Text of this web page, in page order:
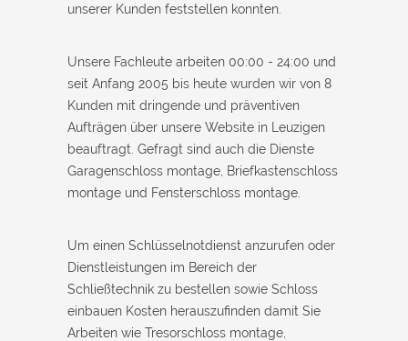
unserer Kunden feststellen konnten.
Unsere Fachleute arbeiten 00:00 - 24:00 und
seit Anfang 2005 bis heute wurden wir von 8
Kunden mit dringende und präventiven
Aufträgen über unsere Website in Leuzigen
beauftragt. Gefragt sind auch die Dienste
Garagenschloss montage, Briefkastenschloss
montage und Fensterschloss montage.
Um einen Schlüsselnotdienst anzurufen oder
Dienstleistungen im Bereich der
Schließtechnik zu bestellen sowie Schloss
einbauen Kosten herauszufinden damit Sie
Arbeiten wie Tresorschloss montage,